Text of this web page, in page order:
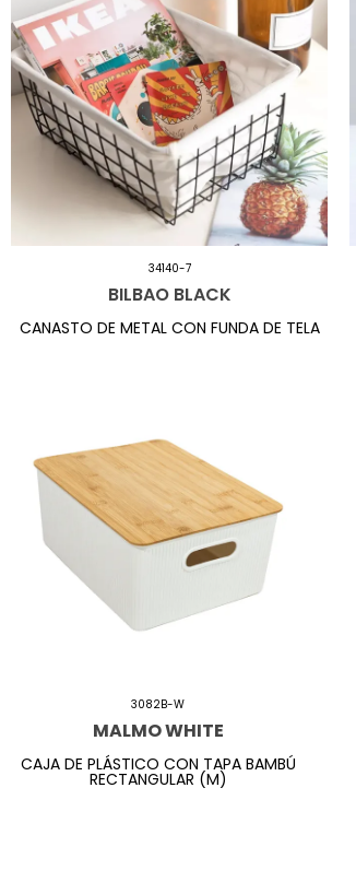
34140-7
BILBAO BLACK
CANASTO DE METAL CON FUNDA DE TELA
3082B-W
MALMO WHITE
CAJA DE PLÁSTICO CON TAPA BAMBÚ
RECTANGULAR (M)